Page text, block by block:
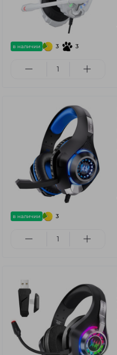
в наличии 3 3
в наличии 3